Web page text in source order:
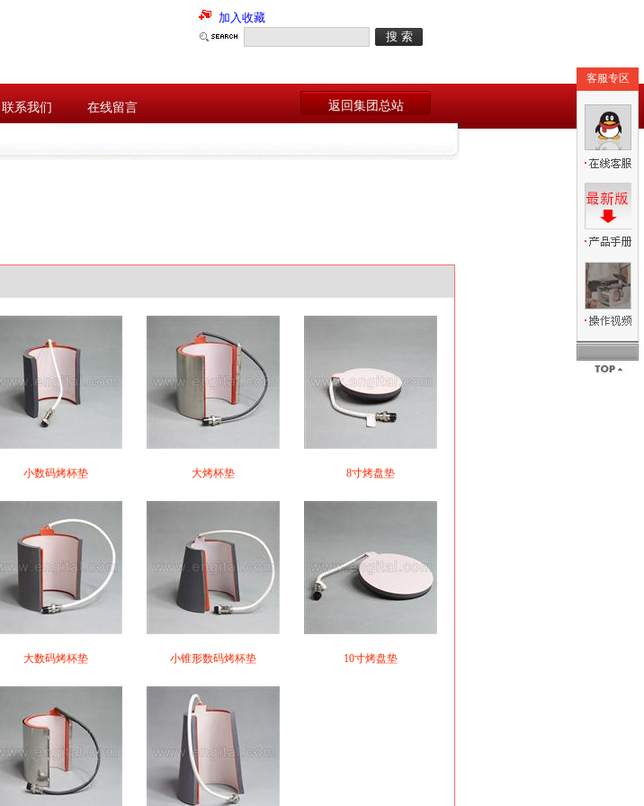
加入收藏
联系我们 在线留言 返回集团总站
小数码烤杯垫 大烤杯垫 8寸烤盘垫
大数码烤杯垫 小锥形数码烤杯垫 10寸烤盘垫
客服专区